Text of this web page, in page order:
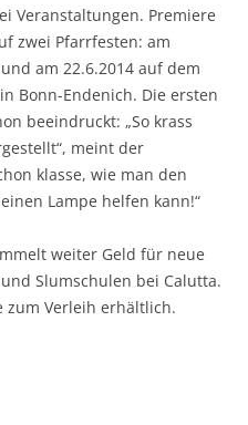
Veranstaltungen. Premiere
zwei Pfarr­festen: am
am 22.6.2014 auf dem
Bonn-Endenich. Die ersten
beeindruckt: „So krass
meint der
klasse, wie man den
Lampe helfen kann!“
weiter Geld für neue
Slumschulen bei Calutta.
zum Verleih erhältlich.